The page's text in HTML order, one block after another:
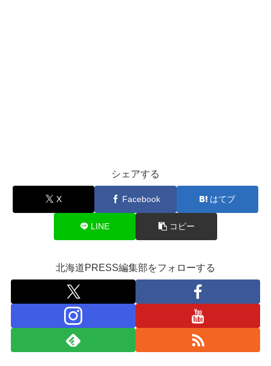
シェアする
X Facebook はてブ
LINE コピー
北海道PRESS編集部をフォローする